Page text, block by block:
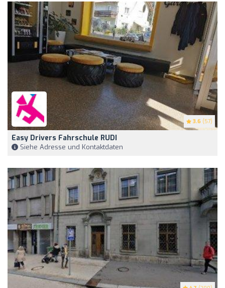
3.6 (57)
Easy Drivers Fahrschule RUDI
Siehe Adresse und Kontaktdaten